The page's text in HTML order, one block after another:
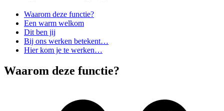
Waarom deze functie?
Een warm welkom
Dit ben jij
Bij ons werken betekent…
Hier kom je te werken…
Waarom deze functie?